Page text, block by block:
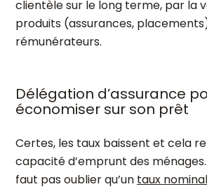
clientèle sur le long terme, par la
produits (assurances,
rémunérateurs.
Délégation d’assurance
économiser sur son prêt
Certes, les taux baissent et cela
capacité d’emprunt des
faut pas oublier qu’un taux